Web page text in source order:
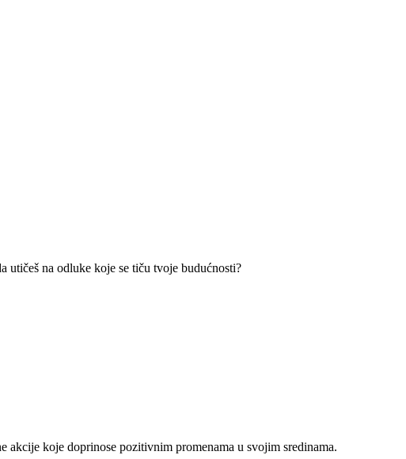
utičeš na odluke koje se tiču tvoje budućnosti?
koje doprinose pozitivnim promenama u svojim sredinama.